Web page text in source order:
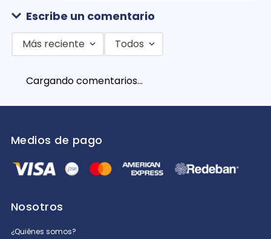
Escribe un comentario
Título
Califica el producto de 1 a 5 estrellas
★★ ★★ ★
Tu nombre
Dirección de email
Más reciente Todos
Cargando comentarios…
Medios de pago
Nosotros
¿Quiénes somos?